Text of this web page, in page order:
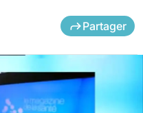
Partager